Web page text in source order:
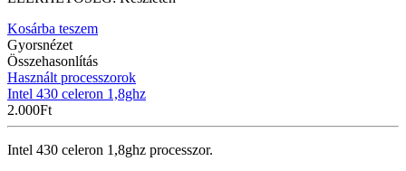
Kosárba teszem
Gyorsnézet
Összehasonlítás
Használt processzorok
Intel 430 celeron 1,8ghz
2.000Ft
Intel 430 celeron 1,8ghz processzor.